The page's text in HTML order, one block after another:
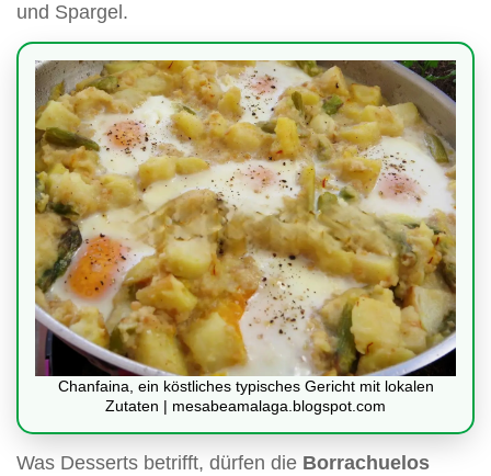
und Spargel.
Chanfaina, ein köstliches typisches Gericht mit lokalen
Zutaten | mesabeamalaga.blogspot.com
Was Desserts betrifft, dürfen die Borrachuelos